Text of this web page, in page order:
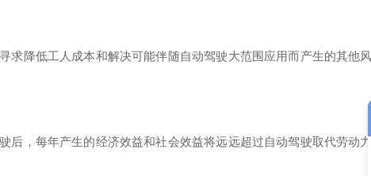
求降低工人成本和解决可能伴随自动驾驶大范围应用而产生的其他
后，每年产生的经济效益和社会效益将远远超过自动驾驶取代劳